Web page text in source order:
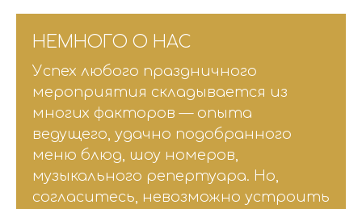
НЕМНОГО О НАС
Успех любого праздничного
мероприятия складывается из
многих факторов — опыта
ведущего, удачно подобранного
меню блюд, шоу номеров,
музыкального репертуара. Но,
согласитесь, невозможно устроить